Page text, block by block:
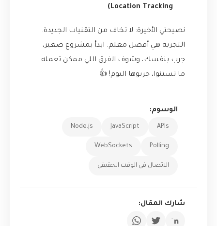
Location Tracking)
نصيحتي الأخيرة: لا تخاف من التقنيات الجديدة.
التجربة هي أفضل معلم. ابدأ بمشروع صغير،
جرب بنفسك، وشوف الفرق اللي ممكن تعمله.
ما تستنوا، جربوها اليوم! 👍
الوسوم:
APIs
JavaScript
Node.js
Polling
WebSockets
الاتصال في الوقت الحقيقي
شارك المقال: